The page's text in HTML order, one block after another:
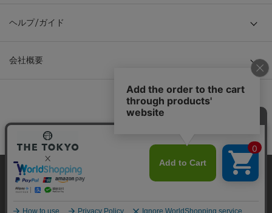
ヘルプ/ガイド
会社概要
© TOKYO BASE CO., LTD
当サイトはクッキー(cookie)を使用します。クッキーはサイト内
の一部の機能および、サイトの使用状況の分析からマーケティ
ング活動に利用することを目的としています。
プライバシーポリシーはこちら